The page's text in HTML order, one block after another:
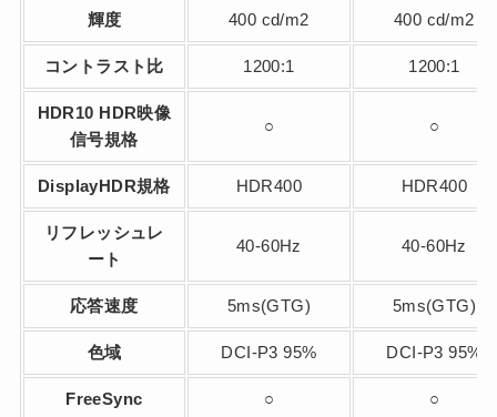
輝度 400 cd/m2 400 cd/m2
コントラスト比 1200:1 1200:1
HDR10 HDR映像
信号規格
○ ○
DisplayHDR規格 HDR400 HDR400
リフレッシュレ
ート
40-60Hz 40-60Hz
応答速度 5ms(GTG) 5ms(GTG)
色域 DCI-P3 95% DCI-P3 95%
FreeSync ○ ○